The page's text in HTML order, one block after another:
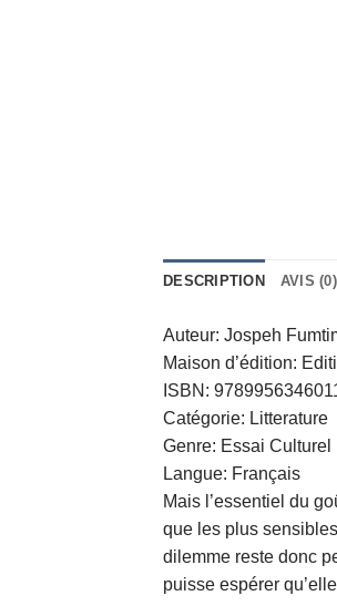
DESCRIPTION AVIS (0)
Auteur: Jospeh
Maison d’édition:
ISBN:
Catégorie: Litterature
Genre: Essai Culturel
Langue: Français
Mais l’essentiel du
que les plus
dilemme reste donc
puisse espérer